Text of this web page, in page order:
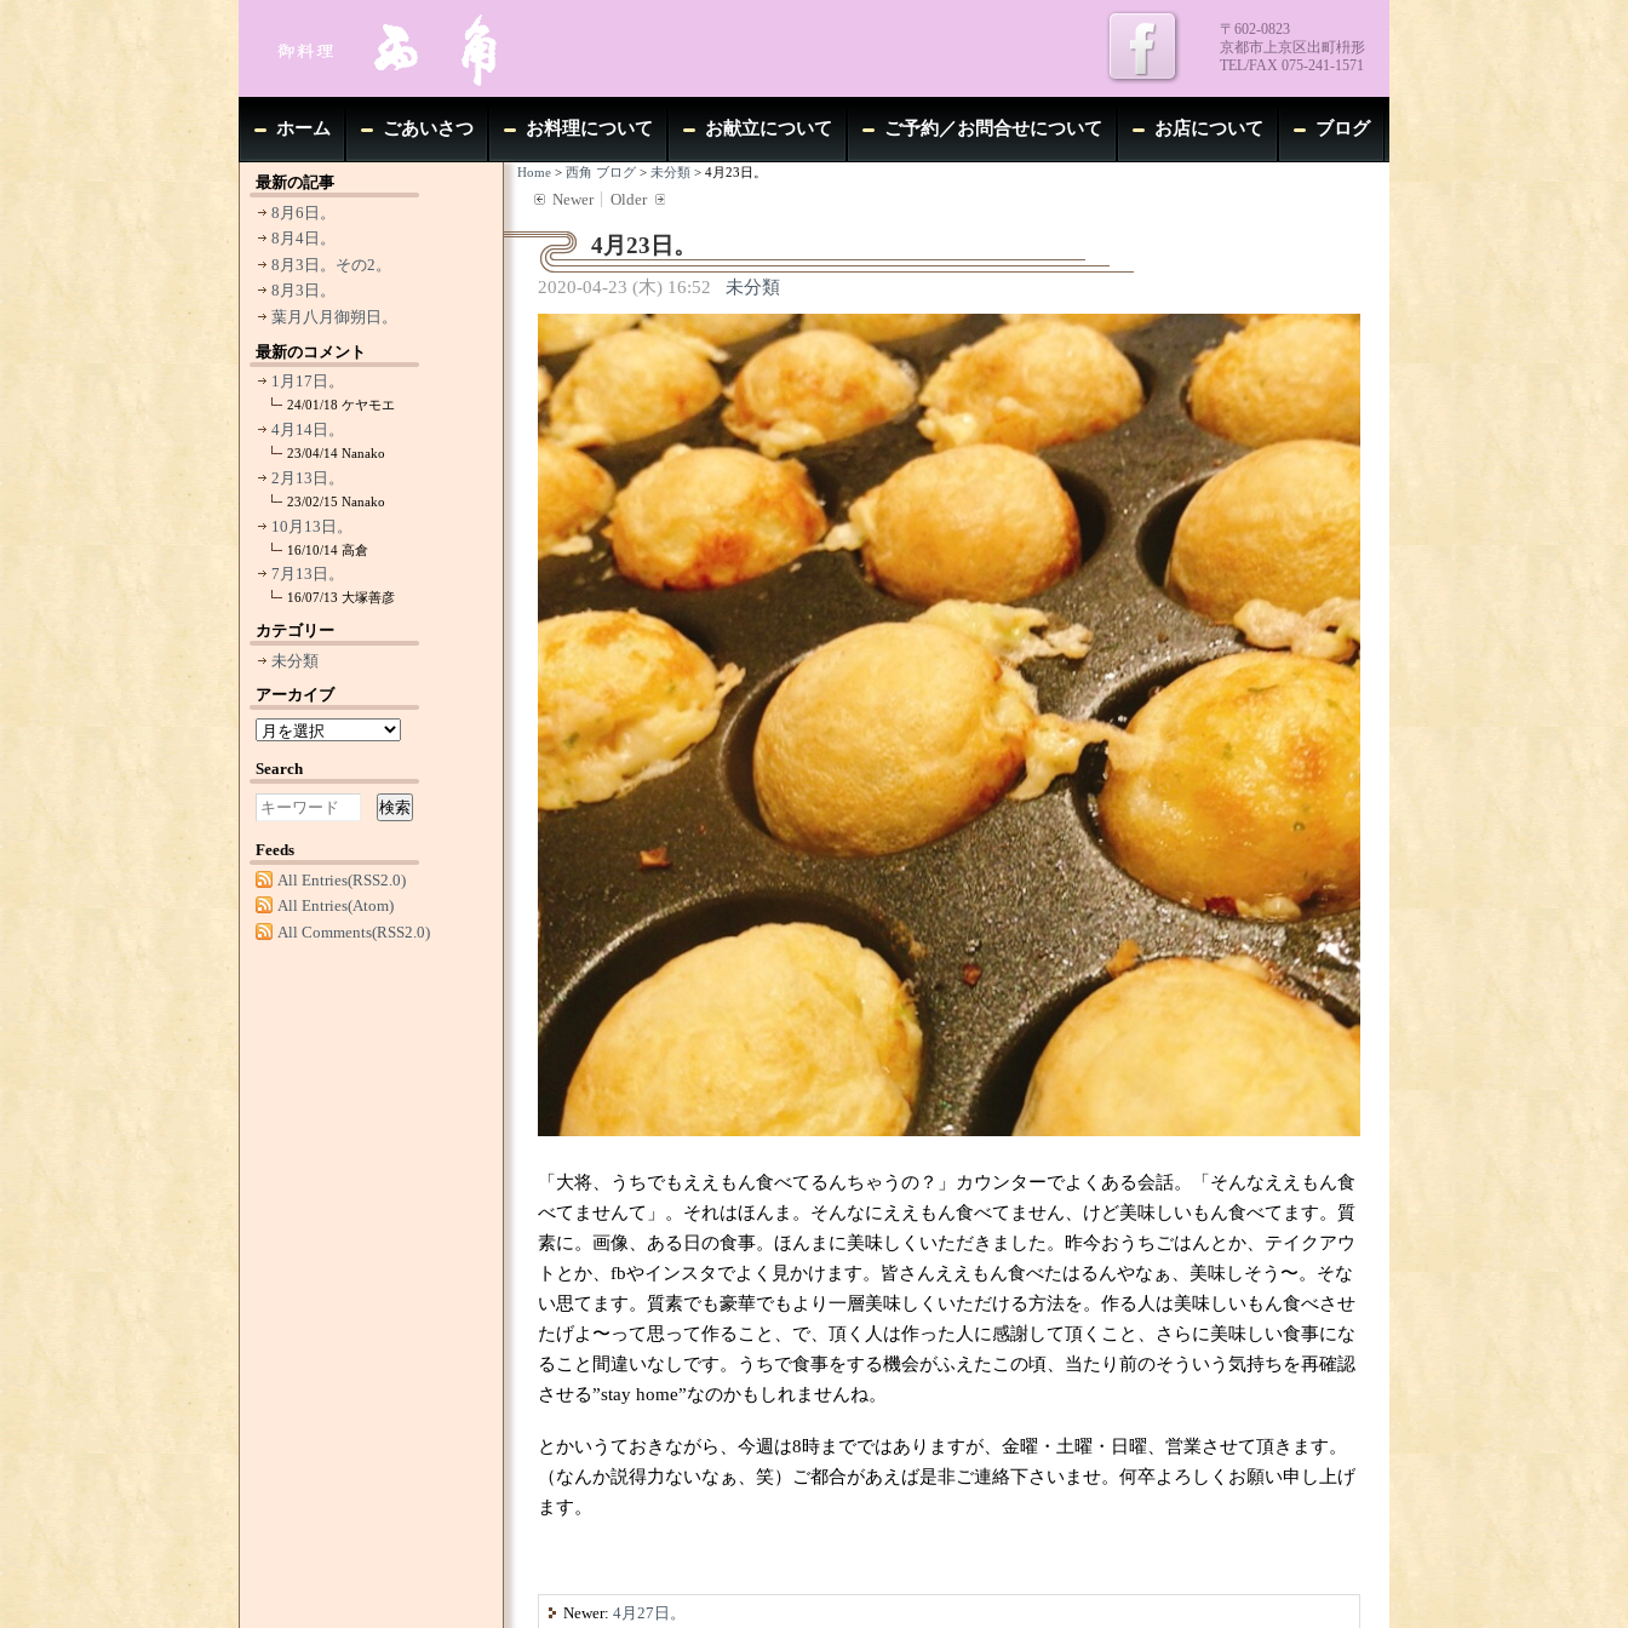
〒602-0823
京都市上京区出町枡形
TEL/FAX 075-241-1571
ホーム ごあいさつ お料理について お献立について ご予約／お問合せについて お店について ブログ
Home> 西角 ブログ> 未分類> 4月23日。
Newer Older
4月23日。
2020-04-23 (木) 16:52 未分類
「大将、うちでもええもん食べてるんちゃうの？」カウンターでよくある会話。「そんなええもん食
べてませんて」。それはほんま。そんなにええもん食べてません、けど美味しいもん食べてます。質
素に。画像、ある日の食事。ほんまに美味しくいただきました。昨今おうちごはんとか、テイクアウ
トとか、fbやインスタでよく見かけます。皆さんええもん食べたはるんやなぁ、美味しそう〜。そな
い思てます。質素でも豪華でもより一層美味しくいただける方法を。作る人は美味しいもん食べさせ
たげよ〜って思って作ること、で、頂く人は作った人に感謝して頂くこと、さらに美味しい食事にな
ること間違いなしです。うちで食事をする機会がふえたこの頃、当たり前のそういう気持ちを再確認
させる”stay home”なのかもしれませんね。
とかいうておきながら、今週は8時までではありますが、金曜・土曜・日曜、営業させて頂きます。
（なんか説得力ないなぁ、笑）ご都合があえば是非ご連絡下さいませ。何卒よろしくお願い申し上げ
ます。
Newer:4月27日。
最新の記事
8月6日。
8月4日。
8月3日。その2。
8月3日。
葉月八月御朔日。
最新のコメント
1月17日。
24/01/18ケヤモエ
4月14日。
23/04/14Nanako
2月13日。
23/02/15Nanako
10月13日。
16/10/14高倉
7月13日。
16/07/13大塚善彦
カテゴリー
未分類
アーカイブ
Search
検索
Feeds
All Entries(RSS2.0)
All Entries(Atom)
All Comments(RSS2.0)